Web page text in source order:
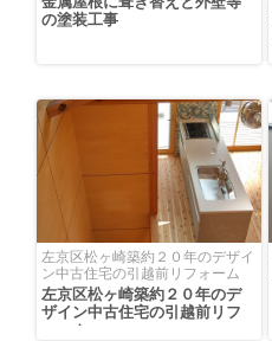
の塗装工事
左京区松ヶ崎築約２０年のデザイ
ン中古住宅の引越前リフォーム
左京区松ヶ崎築約２０年のデ
ザイン中古住宅の引越前リフ
ォーム